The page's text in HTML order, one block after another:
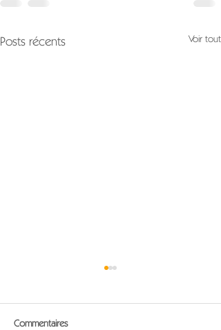
Posts récents Voir tout
Commentaires